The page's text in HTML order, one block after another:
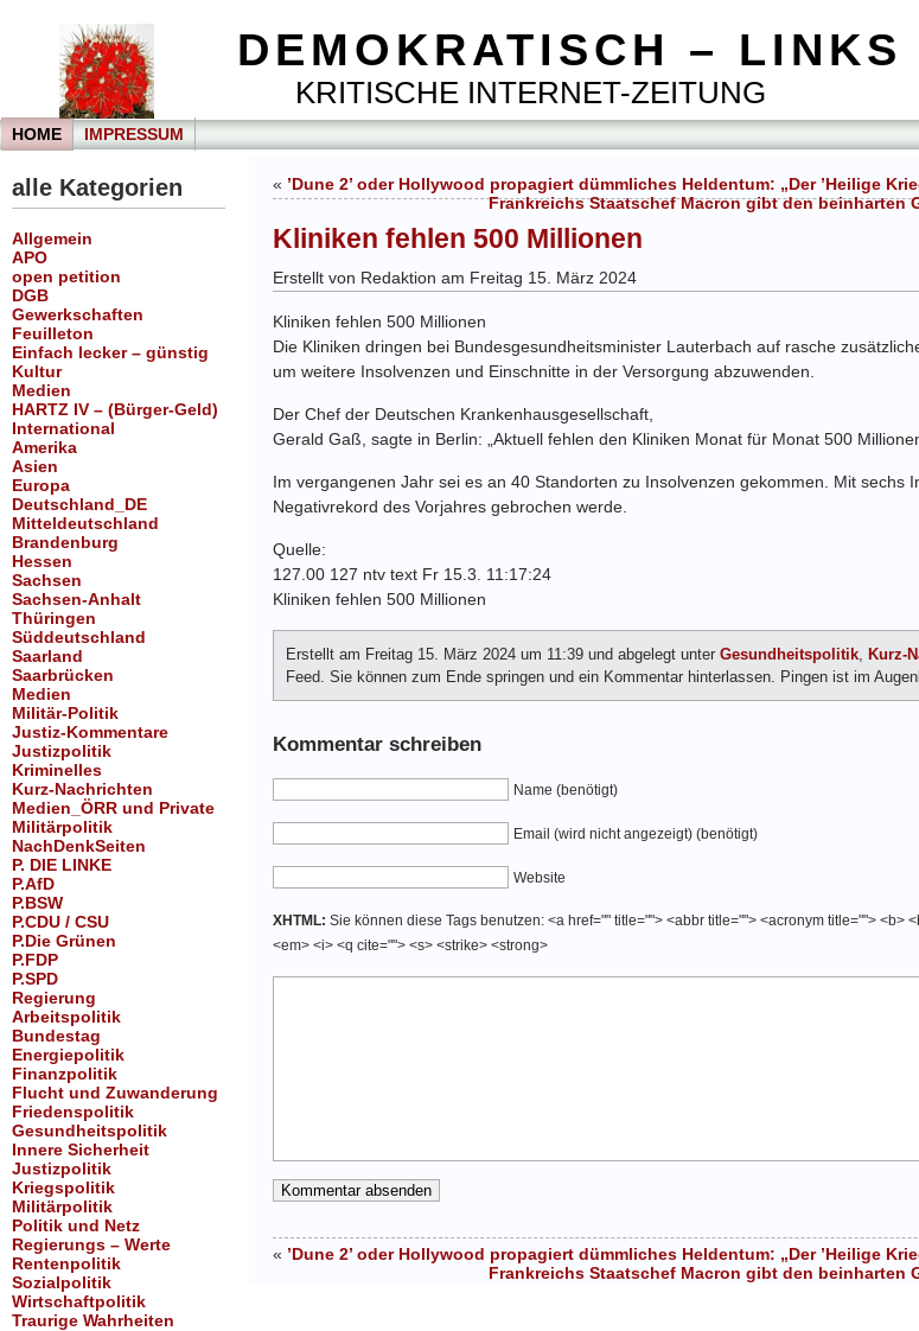
DEMOKRATISCH – LINKS
KRITISCHE INTERNET-ZEITUNG
HOME IMPRESSUM
alle Kategorien
Allgemein
APO
open petition
DGB
Gewerkschaften
Feuilleton
Einfach lecker – günstig
Kultur
Medien
HARTZ IV – (Bürger-Geld)
International
Amerika
Asien
Europa
Deutschland_DE
Mitteldeutschland
Brandenburg
Hessen
Sachsen
Sachsen-Anhalt
Thüringen
Süddeutschland
Saarland
Saarbrücken
Medien
Militär-Politik
Justiz-Kommentare
Justizpolitik
Kriminelles
Kurz-Nachrichten
Medien_ÖRR und Private
Militärpolitik
NachDenkSeiten
P. DIE LINKE
P.AfD
P.BSW
P.CDU / CSU
P.Die Grünen
P.FDP
P.SPD
Regierung
Arbeitspolitik
Bundestag
Energiepolitik
Finanzpolitik
Flucht und Zuwanderung
Friedenspolitik
Gesundheitspolitik
Innere Sicherheit
Justizpolitik
Kriegspolitik
Militärpolitik
Politik und Netz
Regierungs – Werte
Rentenpolitik
Sozialpolitik
Wirtschaftpolitik
Traurige Wahrheiten
« ’Dune 2’ oder Hollywood propagiert dümmliches Heldentum: „Der ’Heilige
Frankreichs Staatschef Macron gibt den beinharten
Kliniken fehlen 500 Millionen
Erstellt von Redaktion am Freitag 15. März 2024
Kliniken fehlen 500 Millionen
Die Kliniken dringen bei Bundesgesundheitsminister Lauterbach auf rasche
um weitere Insolvenzen und Einschnitte in der Versorgung abzuwenden.
Der Chef der Deutschen Krankenhausgesellschaft,
Gerald Gaß, sagte in Berlin: „Aktuell fehlen den Kliniken Monat für Monat 500
Im vergangenen Jahr sei es an 40 Standorten zu Insolvenzen gekommen. Mit sechs
Negativrekord des Vorjahres gebrochen werde.
Quelle:
127.00 127 ntv text Fr 15.3. 11:17:24
Kliniken fehlen 500 Millionen
Erstellt am Freitag 15. März 2024 um 11:39 und abgelegt unter Gesundheitspolitik, Kurz-
Feed. Sie können zum Ende springen und ein Kommentar hinterlassen. Pingen ist im
Kommentar schreiben
Name (benötigt)
Email (wird nicht angezeigt) (benötigt)
Website
XHTML: Sie können diese Tags benutzen: <a href="" title=""> <abbr title=""> <acronym title=""> <b>
<em> <i> <q cite=""> <s> <strike> <strong>
« ’Dune 2’ oder Hollywood propagiert dümmliches Heldentum: „Der ’Heilige
Frankreichs Staatschef Macron gibt den beinharten